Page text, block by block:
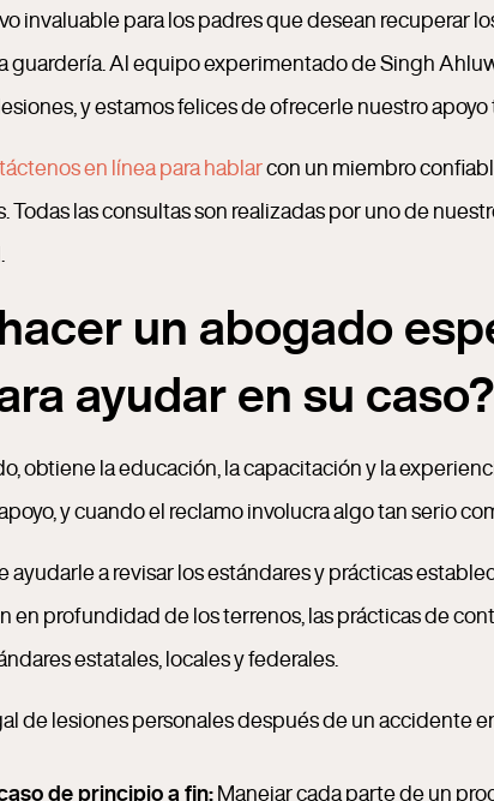
invaluable para los padres que desean recuperar
guardería. Al equipo experimentado de Singh
y estamos felices de ofrecerle nuestro apoyo
en línea para hablarcon un miembro
Todas las consultas son realizadas por uno de
un abogado
ayudar en su caso?
obtiene la educación, la capacitación y la
y cuando el reclamo involucra algo tan serio
a revisar los estándares y prácticas
en profundidad de los terrenos, las prácticas de
estatales, locales y federales.
de lesiones personales después de un accidente
de principio a fin: Manejar cada parte de un